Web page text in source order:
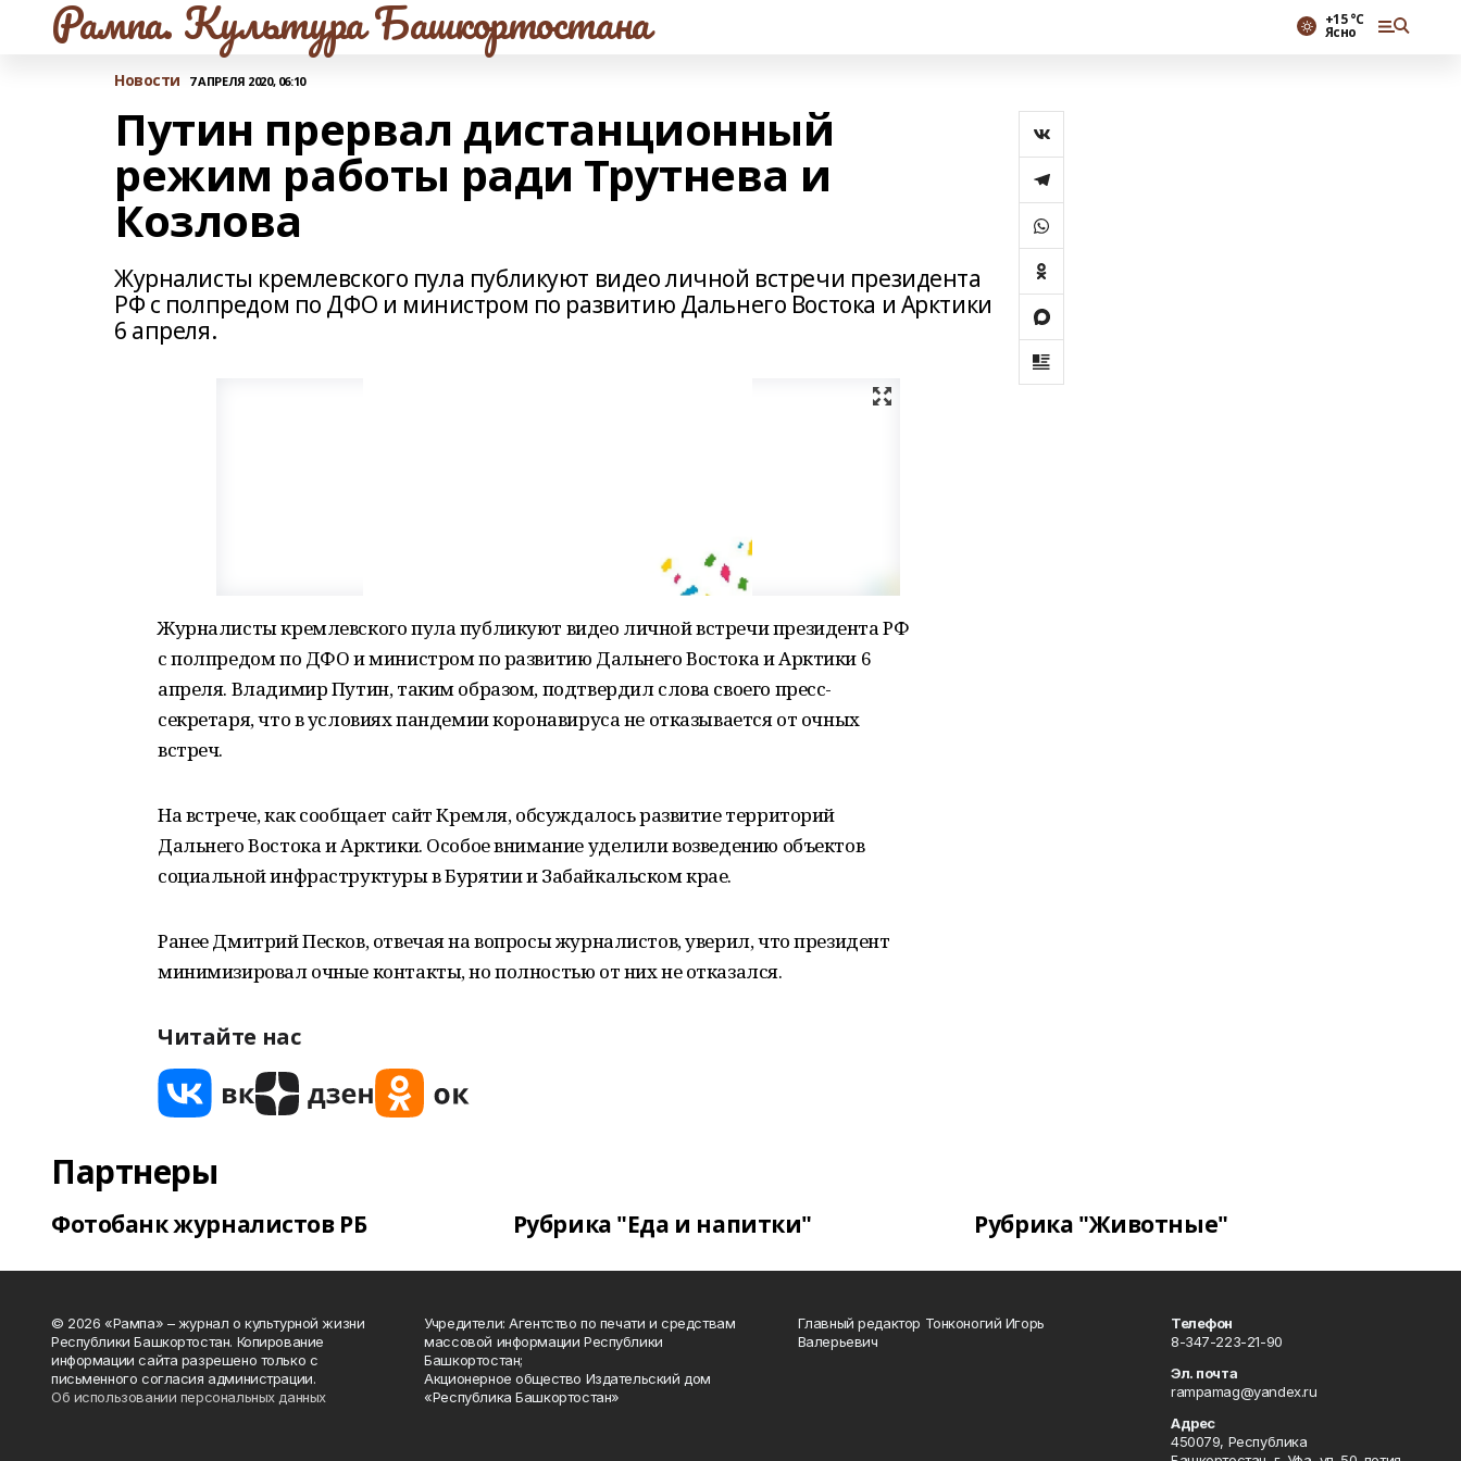
Рампа. Культура Башкортостана +15 °С
Ясно
Новости 7 АПРЕЛЯ 2020, 06:10
Путин прервал дистанционный
режим работы ради Трутнева и
Козлова
Журналисты кремлевского пула публикуют видео личной встречи президента
РФ с полпредом по ДФО и министром по развитию Дальнего Востока и Арктики
6 апреля.
Журналисты кремлевского пула публикуют видео личной встречи президента РФ
с полпредом по ДФО и министром по развитию Дальнего Востока и Арктики 6
апреля. Владимир Путин, таким образом, подтвердил слова своего пресс-
секретаря, что в условиях пандемии коронавируса не отказывается от очных
встреч.
На встрече, как сообщает сайт Кремля, обсуждалось развитие территорий
Дальнего Востока и Арктики. Особое внимание уделили возведению объектов
социальной инфраструктуры в Бурятии и Забайкальском крае.
Ранее Дмитрий Песков, отвечая на вопросы журналистов, уверил, что президент
минимизировал очные контакты, но полностью от них не отказался.
Читайте нас
Партнеры
Фотобанк журналистов РБ Рубрика "Еда и напитки" Рубрика "Животные"
© 2026 «Рампа» – журнал о культурной жизни
Республики Башкортостан. Копирование
информации сайта разрешено только с
письменного согласия администрации.
Об использовании персональных данных
Учредители: Агентство по печати и средствам
массовой информации Республики
Башкортостан;
Акционерное общество Издательский дом
«Республика Башкортостан»
Главный редактор Тонконогий Игорь
Валерьевич
Телефон
8-347-223-21-90
Эл. почта
rampamag@yandex.ru
Адрес
450079, Республика